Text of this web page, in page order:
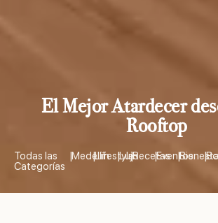
El Mejor Atardecer
Rooftop
Todas las
Categorías
|Medellín
|Lifestyle
|Lujo
|Recetas
|Eventos
| |